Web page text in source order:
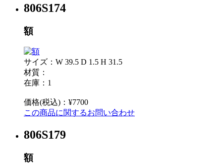
806S174
額
サイズ：W 39.5 D 1.5 H 31.5
材質：
在庫：1
価格(税込)：¥7700
この商品に関するお問い合わせ
806S179
額